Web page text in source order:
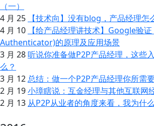
（一）
4 月 25
【技术向】没有blog，产品经理怎
4 月 10
【给产品经理讲技术】Google验
Authenticator)的原理及应用场景
3 月 28听说你准备做P2P产品经理，这些
么？
3 月 12总结：做一个P2P产品经理你所需
2 月 19小璋瞎说：互金经理与其他互联网
2 月 13 从P2P从业者的角度来看，我为什